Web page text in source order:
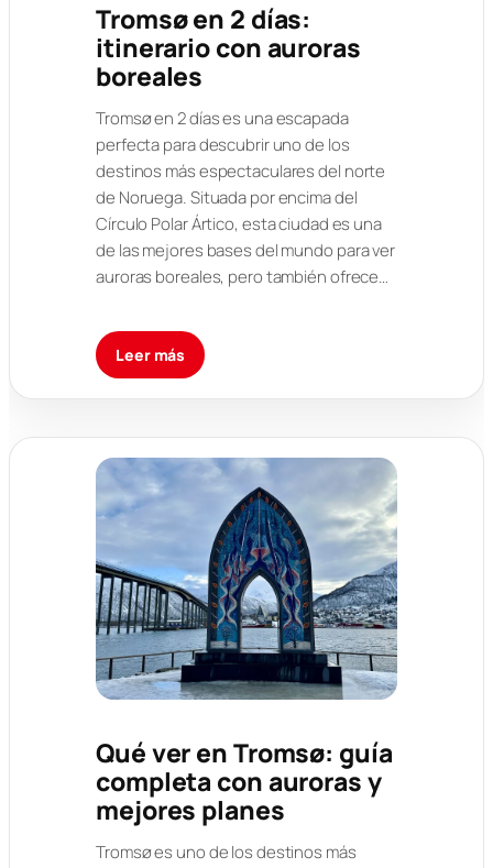
Tromsø en 2 días:
itinerario con auroras
boreales
Tromsø en 2 días es una escapada
perfecta para descubrir uno de los
destinos más espectaculares del norte
de Noruega. Situada por encima del
Círculo Polar Ártico, esta ciudad es una
de las mejores bases del mundo para ver
auroras boreales, pero también ofrece…
Leer más
Qué ver en Tromsø: guía
completa con auroras y
mejores planes
Tromsø es uno de los destinos más